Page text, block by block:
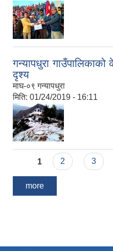
गन्यापधुरा
दृश्य
माघ-०९ गन्यापधुरा
मिति: 01/24/2019 - 16:11
Pages
1 2 3
more